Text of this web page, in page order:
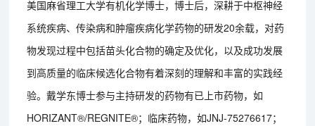
美国麻省理工大学有机化学博士，博士后，深耕于中枢神经
系统疾病、传染病和肿瘤疾病化学药物的研发20余载，对药
物发现过程中包括苗头化合物的确定及优化，以及成功发展
到高质量的临床候选化合物有着深刻的理解和丰富的实践经
验。戴学东博士参与主持研发的药物有已上市药物，如
HORIZANT®/REGNITE®；临床药物，如JNJ-75276617；